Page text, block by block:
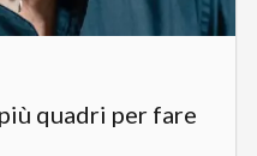
quadri per fare